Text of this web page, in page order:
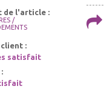
de l'article :
/
:
satisfait